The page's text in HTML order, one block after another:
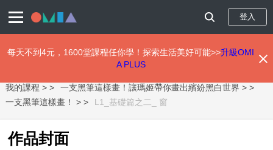
至
主
登入
每天不到4元，1600堂課程任你學！探索生活美好可能>>升級OMI
A PLUS
我的課程 >
一支黑筆這樣畫！讓瑪姬帶你畫出繽紛黑白世界 >
一支黑筆這樣畫！ >
L1_基礎篇之二_ 窗
作品封面